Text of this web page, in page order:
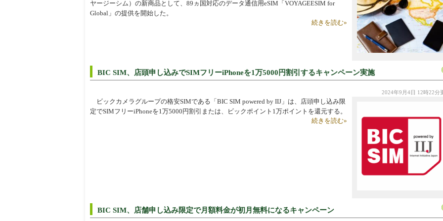
ヤージーシム）の新商品として、89ヵ国対応のデータ通信用eSIM「VOYAGEESIM for
Global」の提供を開始した。
続きを読む»
BIC SIM、店頭申し込みでSIMフリーiPhoneを1万5000円割引するキャンペーン実施
2024年9月4日 12時22分
ビックカメラグループの格安SIMである「BIC SIM powered by IIJ」は、店頭申し込み限
定でSIMフリーiPhoneを1万5000円割引または、ビックポイント1万ポイントを還元する。
続きを読む»
BIC SIM、店舗申し込み限定で月額料金が初月無料になるキャンペーン